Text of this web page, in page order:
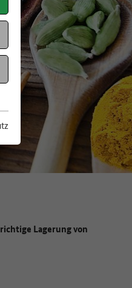
Lagerung von